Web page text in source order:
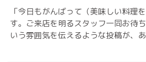
「今日もがんばって（美味しい料理
す。ご来店を明るスタッフ一同お待
いう雰囲気を伝えるような投稿が、あ